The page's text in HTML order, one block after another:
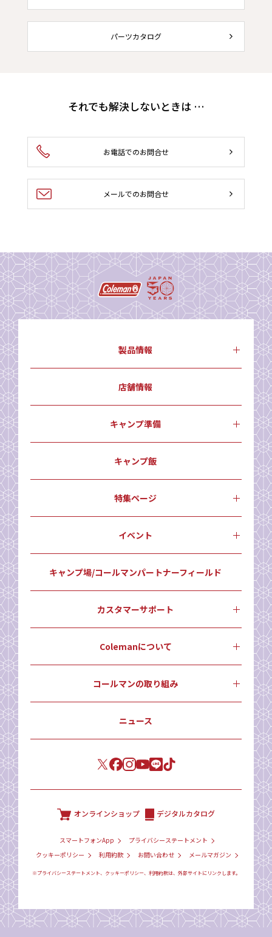
パーツカタログ
それでも解決しないときは …
お電話でのお問合せ
メールでのお問合せ
製品情報
店舗情報
キャンプ準備
キャンプ飯
特集ページ
イベント
キャンプ場/コールマンパートナーフィールド
カスタマーサポート
Colemanについて
コールマンの取り組み
ニュース
オンラインショップ デジタルカタログ
スマートフォンApp
プライバシーステートメント
クッキーポリシー
利用約款 お問い合わせ メールマガジン
※プライバシーステートメント、クッキーポリシー、利用約款は、外部サイトにリンクします。